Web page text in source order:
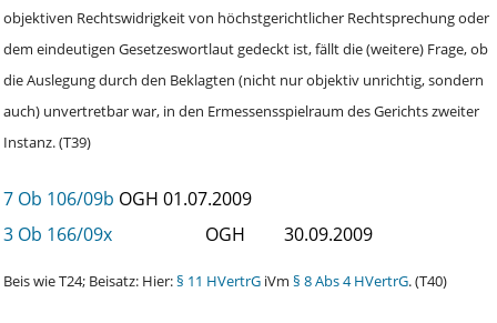
objektiven Rechtswidrigkeit von höchstgerichtlicher Rechtsprechung oder
dem eindeutigen Gesetzeswortlaut gedeckt ist, fällt die (weitere) Frage, ob
die Auslegung durch den Beklagten (nicht nur objektiv unrichtig, sondern
auch) unvertretbar war, in den Ermessensspielraum des Gerichts zweiter
Instanz. (T39)
7 Ob 106/09b OGH 01.07.2009
3 Ob 166/09x
OGH 30.09.2009
Beis wie T24; Beisatz: Hier:§ 11 HVertrG iVm § 8 Abs 4 HVertrG. (T40)